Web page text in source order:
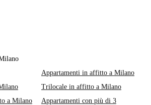
Appartamenti in affitto a Milano
Trilocale in affitto a Milano
a Milano
Appartamenti con più di 3